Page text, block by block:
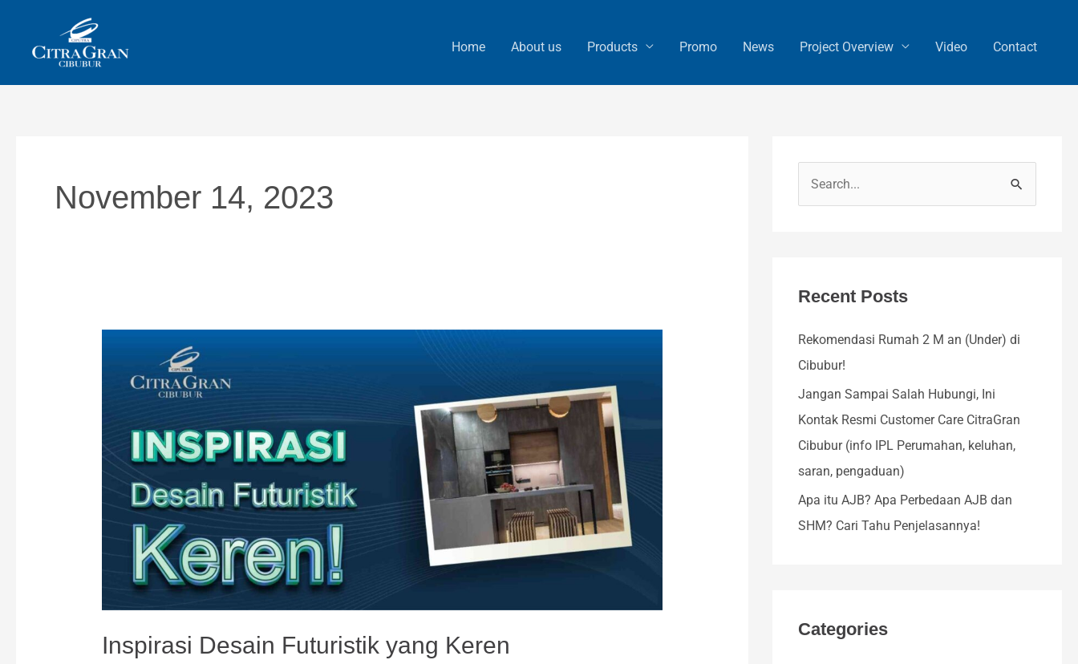
content
Home About us Products Promo News Project Overview Video Contact
November 14, 2023
Inspirasi Desain Futuristik yang Keren
Futuristik
Keren
c
f
o
r
:
Recent Posts
Rekomendasi Rumah 2 M an (Under) di
Cibubur!
Jangan Sampai Salah Hubungi, Ini
Kontak Resmi Customer Care CitraGran
Cibubur (info IPL Perumahan, keluhan,
saran, pengaduan)
Apa itu AJB? Apa Perbedaan AJB dan
SHM? Cari Tahu Penjelasannya!
Categories